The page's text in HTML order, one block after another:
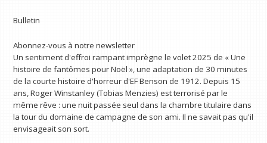
Bulletin
Abonnez-vous à notre newsletter
Un sentiment d'effroi rampant imprègne le volet 2025 de « Une
histoire de fantômes pour Noël », une adaptation de 30 minutes
de la courte histoire d'horreur d'EF Benson de 1912. Depuis 15
ans, Roger Winstanley (Tobias Menzies) est terrorisé par le
même rêve : une nuit passée seul dans la chambre titulaire dans
la tour du domaine de campagne de son ami. Il ne savait pas qu'il
envisageait son sort.